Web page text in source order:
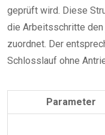
geprüft wird. Diese
die Arbeitsschritte
zuordnet. Der
Schlosslauf ohne
Parameter